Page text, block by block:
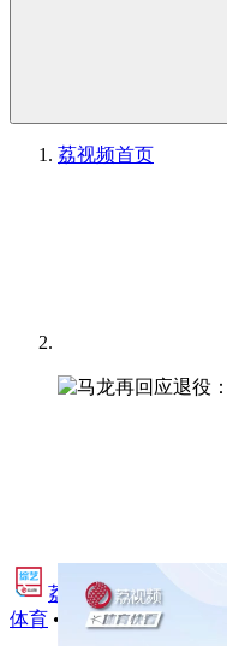
荔视频首页
荔视频·综艺•
体育 • 2024年8月29日 19:03